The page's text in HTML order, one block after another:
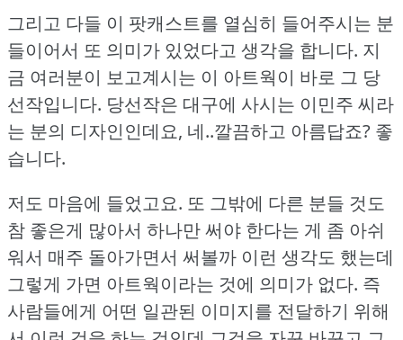
그리고 다들 이 팟캐스트를 열심히 들어주시는 분
들이어서 또 의미가 있었다고 생각을 합니다. 지
금 여러분이 보고계시는 이 아트웍이 바로 그 당
선작입니다. 당선작은 대구에 사시는 이민주 씨라
는 분의 디자인인데요, 네..깔끔하고 아름답죠? 좋
습니다.
저도 마음에 들었고요. 또 그밖에 다른 분들 것도
참 좋은게 많아서 하나만 써야 한다는 게 좀 아쉬
워서 매주 돌아가면서 써볼까 이런 생각도 했는데
그렇게 가면 아트웍이라는 것에 의미가 없다. 즉
사람들에게 어떤 일관된 이미지를 전달하기 위해